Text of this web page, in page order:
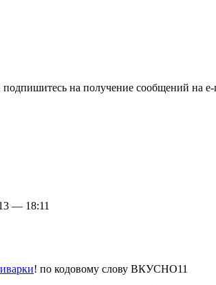
подпишитесь на получение сообщений на
— 18:11
! по кодовому слову ВКУСНО11